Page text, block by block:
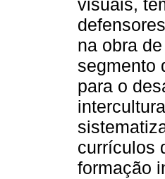
visuais,
na obra
segmento
para o
currículos
formação